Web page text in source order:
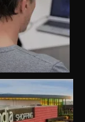
Rio”
com show